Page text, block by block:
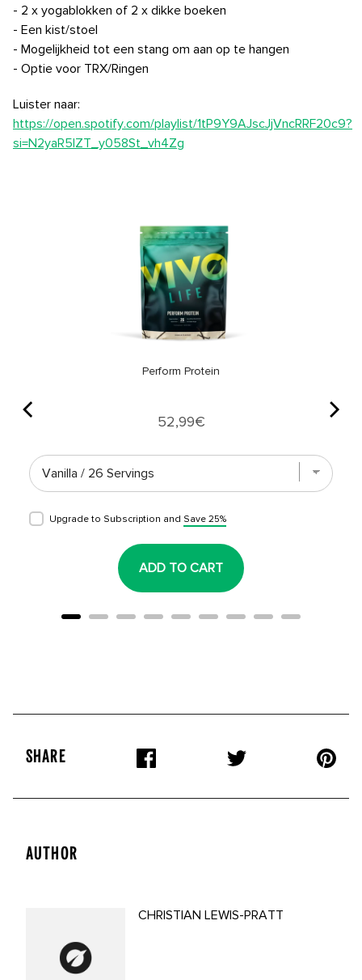
- 2 x yogablokken of 2 x dikke boeken
- Een kist/stoel
- Mogelijkheid tot een stang om aan op te hangen
- Optie voor TRX/Ringen
Luister naar:
https://open.spotify.com/playlist/1tP9Y9AJscJjVncRRF20c9?
si=N2yaR5lZT_y058St_vh4Zg
Perform Protein
Price
52,99€
Upgrade to Subscription and Save 25%
ADD TO CART
SHARE
AUTHOR
CHRISTIAN LEWIS-PRATT